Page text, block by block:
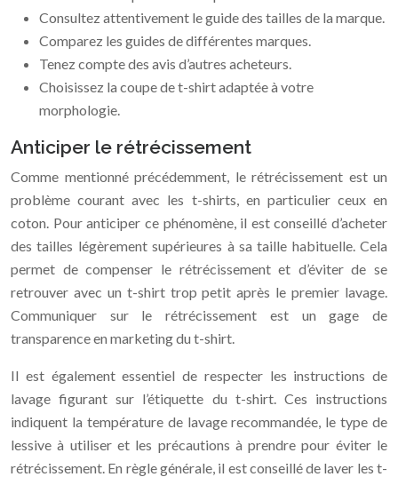
Consultez attentivement le guide des tailles de la marque.
Comparez les guides de différentes marques.
Tenez compte des avis d’autres acheteurs.
Choisissez la coupe de t-shirt adaptée à votre
morphologie.
Anticiper le rétrécissement
Comme mentionné précédemment, le rétrécissement est un
problème courant avec les t-shirts, en particulier ceux en
coton. Pour anticiper ce phénomène, il est conseillé d’acheter
des tailles légèrement supérieures à sa taille habituelle. Cela
permet de compenser le rétrécissement et d’éviter de se
retrouver avec un t-shirt trop petit après le premier lavage.
Communiquer sur le rétrécissement est un gage de
transparence en marketing du t-shirt.
Il est également essentiel de respecter les instructions de
lavage figurant sur l’étiquette du t-shirt. Ces instructions
indiquent la température de lavage recommandée, le type de
lessive à utiliser et les précautions à prendre pour éviter le
rétrécissement. En règle générale, il est conseillé de laver les t-